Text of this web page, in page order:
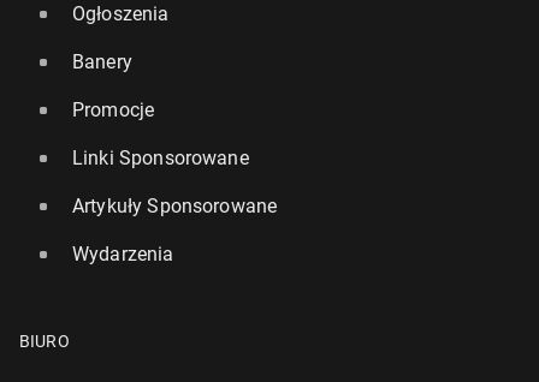
Ogłoszenia
Banery
Promocje
Linki Sponsorowane
Artykuły Sponsorowane
Wydarzenia
BIURO